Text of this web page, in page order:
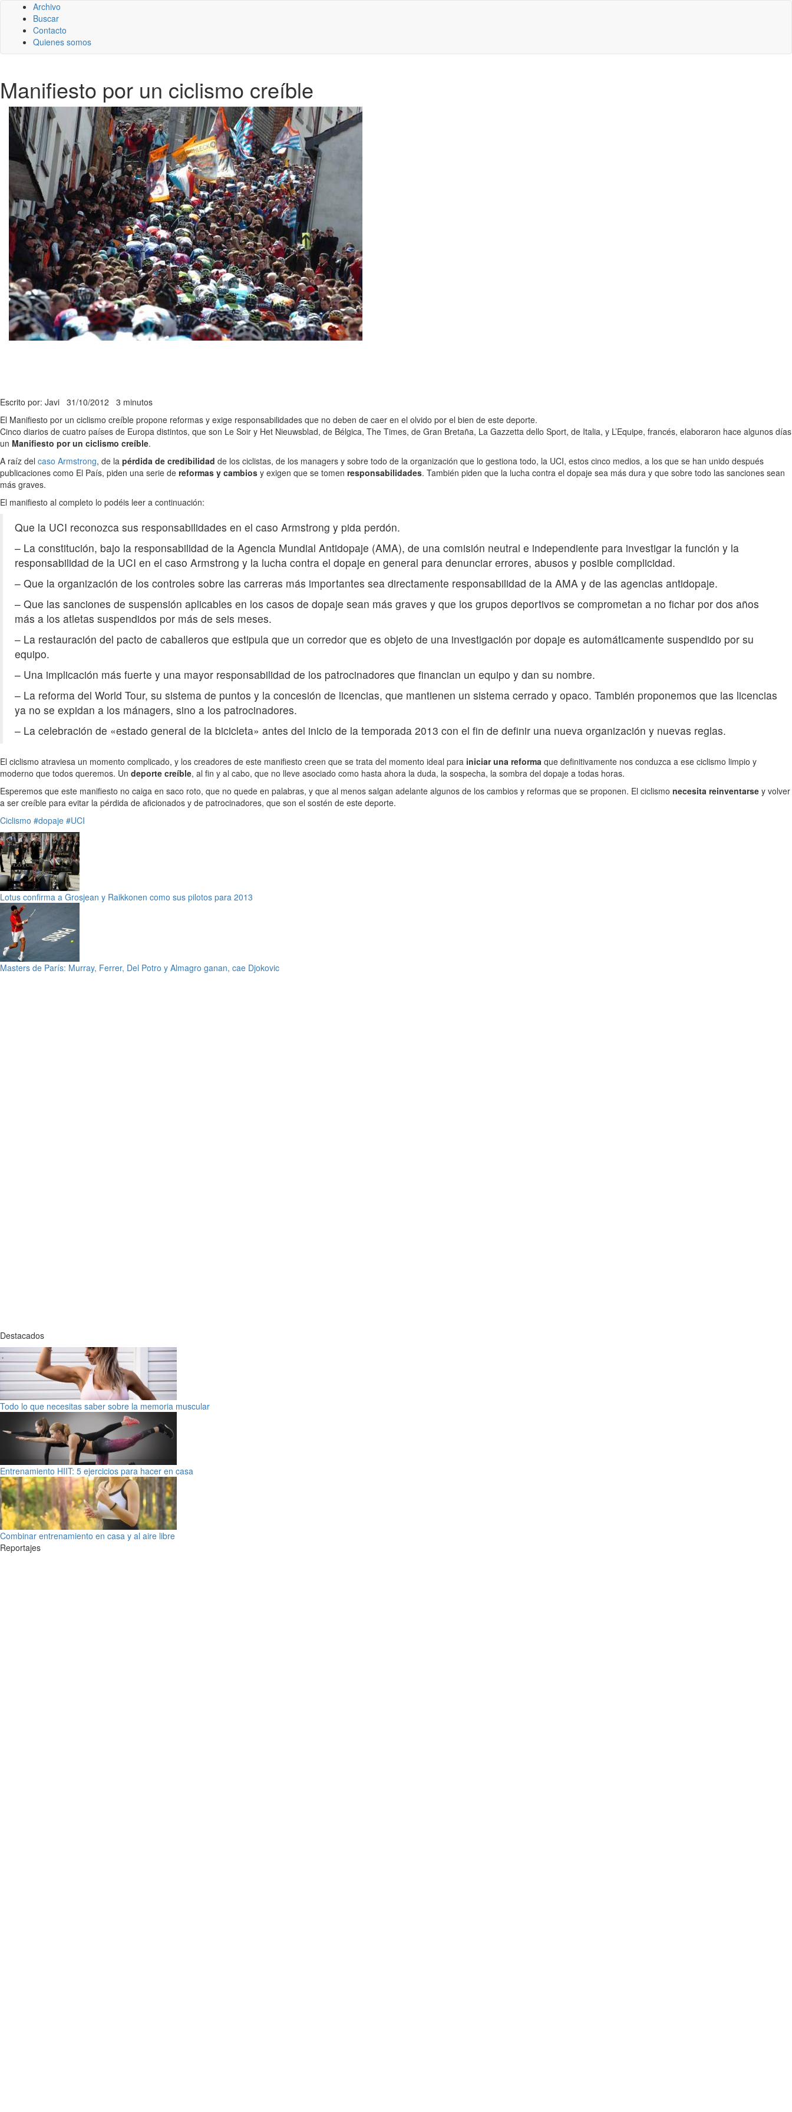
Archivo
Buscar
Contacto
Quienes somos
Manifiesto por un ciclismo creíble
Escrito por: Javi 31/10/2012 3 minutos
El Manifiesto por un ciclismo creíble propone reformas y exige responsabilidades que no deben de caer en el olvido por el bien de este deporte.
Cinco diarios de cuatro países de Europa distintos, que son Le Soir y Het Nieuwsblad, de Bélgica, The Times, de Gran Bretaña, La Gazzetta dello Sport, de Italia, y L’Equipe, francés, elaboraron hace algunos días
un Manifiesto por un ciclismo creíble.
A raíz del caso Armstrong, de la pérdida de credibilidad de los ciclistas, de los managers y sobre todo de la organización que lo gestiona todo, la UCI, estos cinco medios, a los que se han unido después
publicaciones como El País, piden una serie de reformas y cambios y exigen que se tomen responsabilidades. También piden que la lucha contra el dopaje sea más dura y que sobre todo las sanciones sean
más graves.
El manifiesto al completo lo podéis leer a continuación:
Que la UCI reconozca sus responsabilidades en el caso Armstrong y pida perdón.
– La constitución, bajo la responsabilidad de la Agencia Mundial Antidopaje (AMA), de una comisión neutral e independiente para investigar la función y la
responsabilidad de la UCI en el caso Armstrong y la lucha contra el dopaje en general para denunciar errores, abusos y posible complicidad.
– Que la organización de los controles sobre las carreras más importantes sea directamente responsabilidad de la AMA y de las agencias antidopaje.
– Que las sanciones de suspensión aplicables en los casos de dopaje sean más graves y que los grupos deportivos se comprometan a no fichar por dos años
más a los atletas suspendidos por más de seis meses.
– La restauración del pacto de caballeros que estipula que un corredor que es objeto de una investigación por dopaje es automáticamente suspendido por su
equipo.
– Una implicación más fuerte y una mayor responsabilidad de los patrocinadores que financian un equipo y dan su nombre.
– La reforma del World Tour, su sistema de puntos y la concesión de licencias, que mantienen un sistema cerrado y opaco. También proponemos que las licencias
ya no se expidan a los mánagers, sino a los patrocinadores.
– La celebración de «estado general de la bicicleta» antes del inicio de la temporada 2013 con el fin de definir una nueva organización y nuevas reglas.
El ciclismo atraviesa un momento complicado, y los creadores de este manifiesto creen que se trata del momento ideal para iniciar una reforma que definitivamente nos conduzca a ese ciclismo limpio y
moderno que todos queremos. Un deporte creíble, al fin y al cabo, que no lleve asociado como hasta ahora la duda, la sospecha, la sombra del dopaje a todas horas.
Esperemos que este manifiesto no caiga en saco roto, que no quede en palabras, y que al menos salgan adelante algunos de los cambios y reformas que se proponen. El ciclismo necesita reinventarse y volver
a ser creíble para evitar la pérdida de aficionados y de patrocinadores, que son el sostén de este deporte.
Ciclismo #dopaje #UCI
Lotus confirma a Grosjean y Raikkonen como sus pilotos para 2013
Masters de París: Murray, Ferrer, Del Potro y Almagro ganan, cae Djokovic
Destacados
Todo lo que necesitas saber sobre la memoria muscular
Entrenamiento HIIT: 5 ejercicios para hacer en casa
Combinar entrenamiento en casa y al aire libre
Reportajes